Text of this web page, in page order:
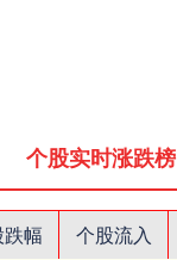
个股实时涨跌榜
幅 个股流入